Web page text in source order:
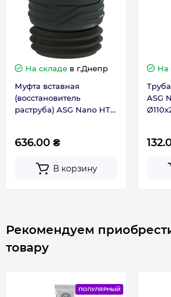
На складе в г.Днепр
Муфта вставная
(восстановитель
раструба) ASG Nano HTR
636.00 ₴
В корзину
На
ASG
Рекомендуем
товару
ПОПУЛЯРНЫЙ